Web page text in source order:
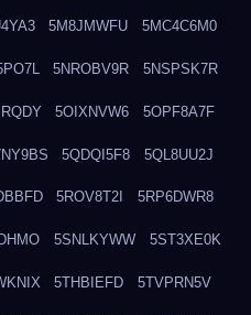
5M8JMWFU 5MC4C6M0
5NROBV9R 5NSPSK7R
5OIXNVW6 5OPF8A7F
5QDQI5F8 5QL8UU2J
5ROV8T2I 5RP6DWR8
5SNLKYWW 5ST3XE0K
5THBIEFD 5TVPRN5V